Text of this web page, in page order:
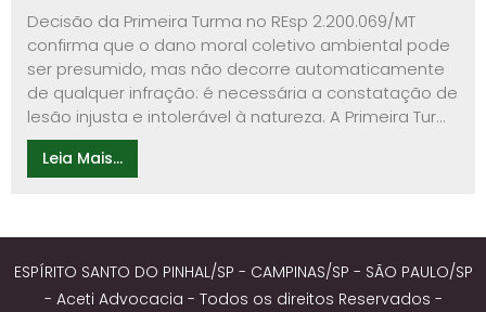
Decisão da Primeira Turma no REsp 2.200.069/MT
confirma que o dano moral coletivo ambiental pode
ser presumido, mas não decorre automaticamente
de qualquer infração: é necessária a constatação de
lesão injusta e intolerável à natureza. A Primeira Tur...
Leia Mais...
ESPÍRITO SANTO DO PINHAL/SP - CAMPINAS/SP - SÃO PAULO/SP
- Aceti Advocacia - Todos os direitos Reservados -